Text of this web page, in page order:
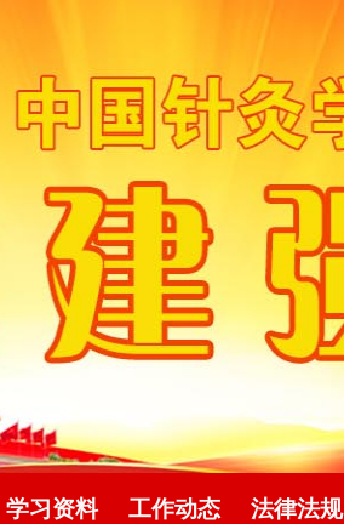
学习资料 工作动态 法律法规